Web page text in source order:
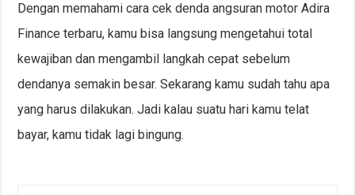
Dengan memahami cara cek denda angsuran motor Adira
Finance terbaru, kamu bisa langsung mengetahui total
kewajiban dan mengambil langkah cepat sebelum
dendanya semakin besar. Sekarang kamu sudah tahu apa
yang harus dilakukan. Jadi kalau suatu hari kamu telat
bayar, kamu tidak lagi bingung.